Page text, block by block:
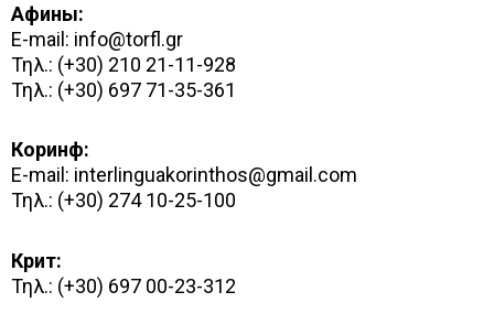
Афины:
E-mail: info@torfl.gr
Τηλ.: (+30) 210 21-11-928
Τηλ.: (+30) 697 71-35-361
Коринф:
E-mail: interlinguakorinthos@gmail.com
Τηλ.: (+30) 274 10-25-100
Крит:
Τηλ.: (+30) 697 00-23-312